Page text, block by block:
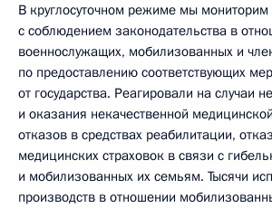
В круглосуточном режиме мы мониторим
с соблюдением законодательства в
военнослужащих, мобилизованных и
по предоставлению соответствующих
от государства. Реагировали на случаи
и оказания некачественной
отказов в средствах реабилитации,
медицинских страховок в связи с
и мобилизованных их семьям. Тысячи
производств в отношении